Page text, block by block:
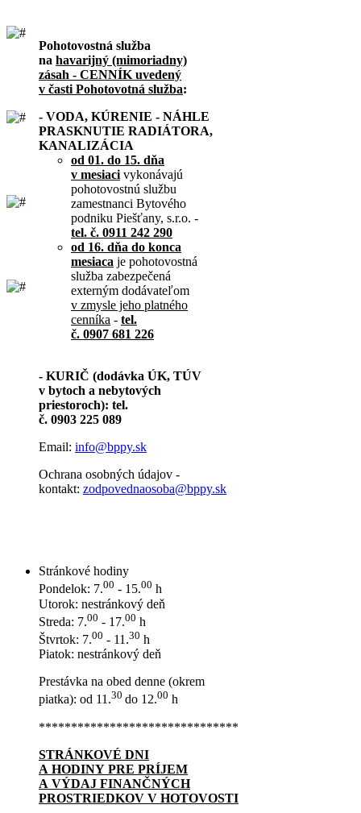
Pohotovostná služba
na havarijný (mimoriadny)
zásah - CENNÍK uvedený
v časti Pohotovotná služba:
- VODA, KÚRENIE - NÁHLE
PRASKNUTIE RADIÁTORA,
KANALIZÁCIA
od 01. do 15. dňa
v mesiaci vykonávajú
pohotovostnú službu
zamestnanci Bytového
podniku Piešťany, s.r.o. -
tel. č. 0911 242 290
od 16. dňa do konca
mesiaca je pohotovostná
služba zabezpečená
externým dodávateľom
v zmysle jeho platného
cenníka - tel.
č. 0907 681 226
- KURIČ (dodávka ÚK, TÚV
v bytoch a nebytových
priestoroch): tel.
č. 0903 225 089
Email: info@bppy.sk
Ochrana osobných údajov -
kontakt: zodpovednaosoba@bppy.sk
Stránkové hodiny
Pondelok: 7.00 - 15.00 h
Utorok: nestránkový deň
Streda: 7.00 - 17.00 h
Štvrtok: 7.00 - 11.30 h
Piatok: nestránkový deň
Prestávka na obed denne (okrem
piatka): od 11.30 do 12.00 h
*******************************
STRÁNKOVÉ DNI
A HODINY PRE PRÍJEM
A VÝDAJ FINANČNÝCH
PROSTRIEDKOV V HOTOVOSTI